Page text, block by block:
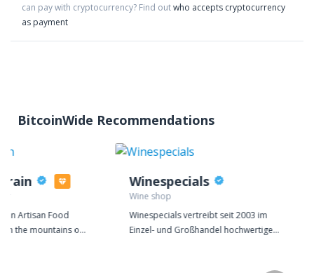
can pay with cryptocurrency? Find outwho accepts cryptocurrency
as payment
BitcoinWide Recommendations
an Artisan Food
in the mountains of
Winespecials
Wine shop
Winespecials vertreibt seit 2003 im
Einzel- und Großhandel hochwertige